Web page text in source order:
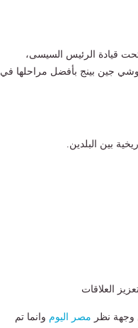
تحت قيادة الرئيس السيسى،
وشي جين بينج بأفضل مراحلها في
بين البلدين.
العلاقات
وجهة نظر مصر اليوم وانما تم